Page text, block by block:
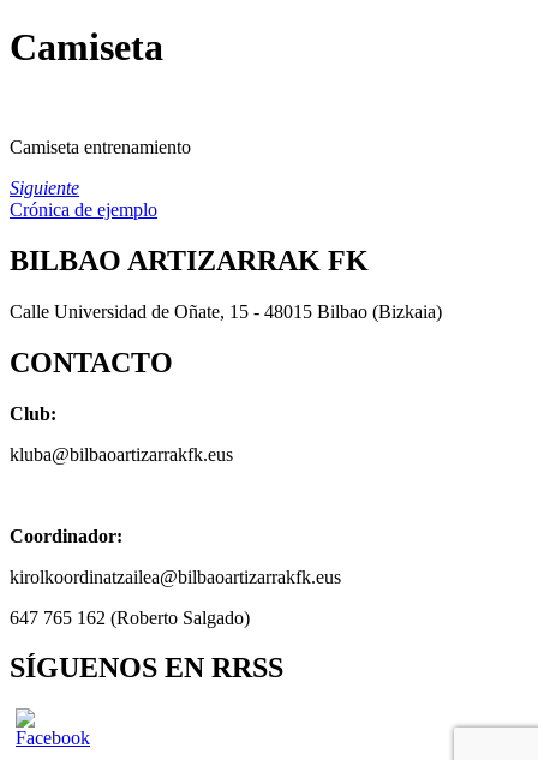
Camiseta
Camiseta entrenamiento
Siguiente
Crónica de ejemplo
BILBAO ARTIZARRAK FK
Calle Universidad de Oñate, 15 - 48015 Bilbao (Bizkaia)
CONTACTO
Club:
kluba@bilbaoartizarrakfk.eus
Coordinador:
kirolkoordinatzailea@bilbaoartizarrakfk.eus
647 765 162 (Roberto Salgado)
SÍGUENOS EN RRSS